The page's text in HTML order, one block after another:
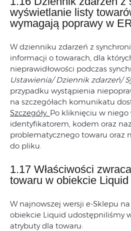
wyświetlanie listy
wymagają poprawy w
W dzienniku zdarzeń z
informacji o towarach, dla
nieprawidłowości podczas
Ustawienia/ Dziennikzdarzeń/
przypadku wystąpienia
na szczegółach komunikatu
Szczegóły. Po kliknięciu w niego
identyfikatorem, kodem oraz
problematycznego towaru oraz
do pliku.
1.17 Właściwości
towaru w obiekcie Liquid
W najnowszej wersji e-Sklepu
obiekcie Liquid udostępniliśmy
atrybuty dla towaru: